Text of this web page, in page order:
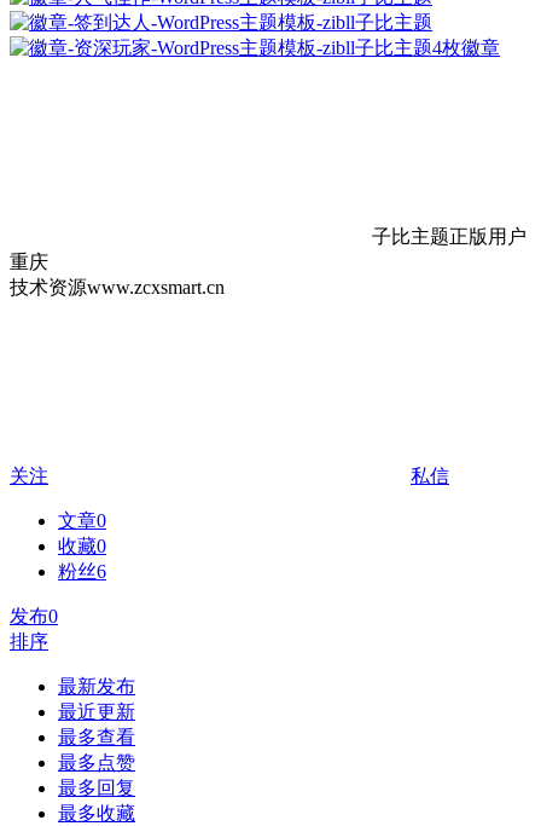
4枚徽章
子比主题正版用户
重庆
技术资源www.zcxsmart.cn
关注 私信
文章0
收藏0
粉丝6
发布0
排序
最新发布
最近更新
最多查看
最多点赞
最多回复
最多收藏